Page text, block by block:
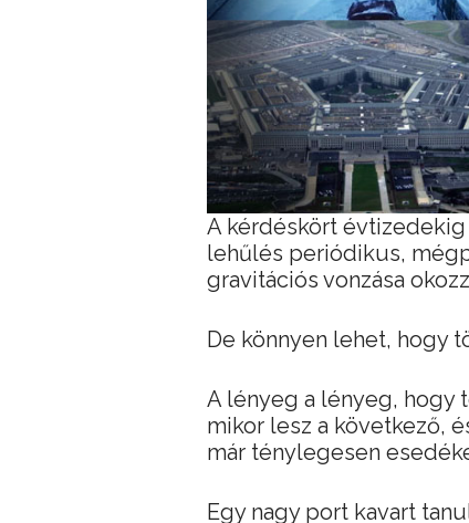
A kérdéskört
lehűlés periódikus,
gravitációs vonzása
De könnyen lehet, hogy
A lényeg a lényeg, hogy
mikor lesz a következő,
már ténylegesen
Egy nagy port kavart